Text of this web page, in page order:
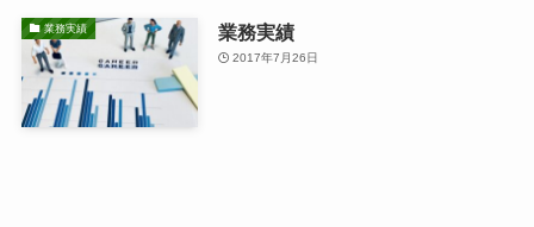
業務実績 業務実績
2017年7月26日